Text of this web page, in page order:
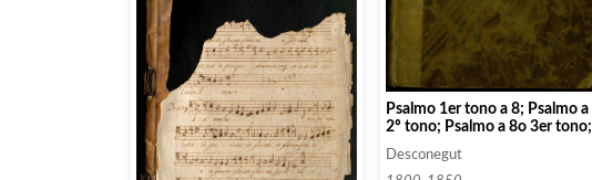
Psalmo 1er tono a 8; Psalmo a 8
2º tono; Psalmo a 8o 3er tono;
Psalmo a 8o voces 4º tono;
Psalmo a 9 Voces 5º tono;
Desconegut